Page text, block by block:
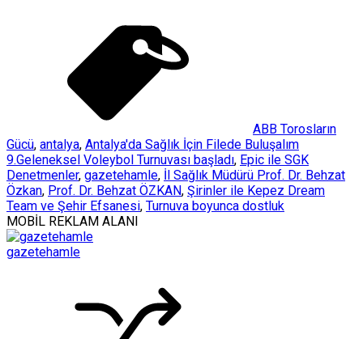
ABB Torosların
Gücü, antalya, Antalya'da Sağlık İçin Filede Buluşalım
9.Geleneksel Voleybol Turnuvası başladı, Epic ile SGK
Denetmenler, gazetehamle, İl Sağlık Müdürü Prof. Dr. Behzat
Özkan, Prof. Dr. Behzat ÖZKAN, Şirinler ile Kepez Dream
Team ve Şehir Efsanesi, Turnuva boyunca dostluk
MOBİL REKLAM ALANI
gazetehamle